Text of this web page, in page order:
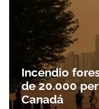
Incendio
de 20.000
Canadá